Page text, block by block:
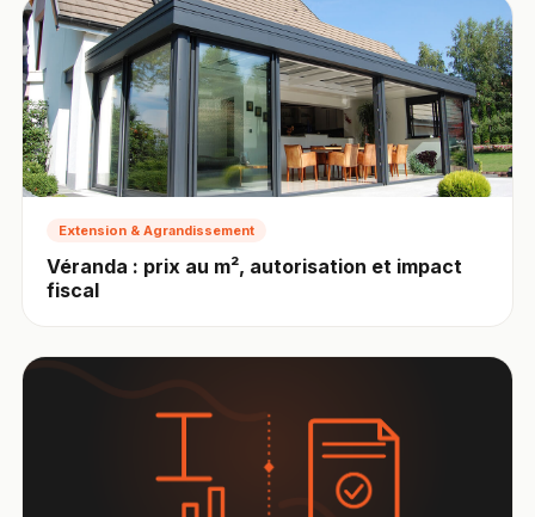
Extension & Agrandissement
Véranda : prix au m², autorisation et impact
fiscal